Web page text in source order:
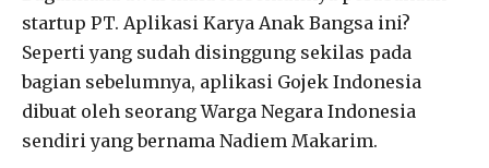
startup PT. Aplikasi Karya Anak Bangsa ini?
Seperti yang sudah disinggung sekilas pada
bagian sebelumnya, aplikasi Gojek Indonesia
dibuat oleh seorang Warga Negara Indonesia
sendiri yang bernama Nadiem Makarim.